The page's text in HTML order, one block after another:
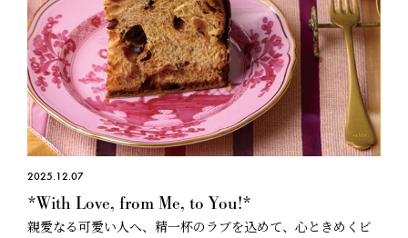
2025.12.07
*With Love, from Me, to You!*
親愛なる可愛い人へ、精一杯のラブを込めて、心ときめくビ